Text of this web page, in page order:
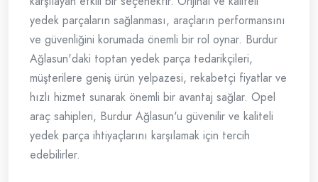
yedek parçaların sağlanması, araçların performansını
ve güvenliğini korumada önemli bir rol oynar. Burdur
Ağlasun'daki toptan yedek parça tedarikçileri,
müşterilere geniş ürün yelpazesi, rekabetçi fiyatlar ve
hızlı hizmet sunarak önemli bir avantaj sağlar. Opel
araç sahipleri, Burdur Ağlasun'u güvenilir ve kaliteli
yedek parça ihtiyaçlarını karşılamak için tercih
edebilirler.